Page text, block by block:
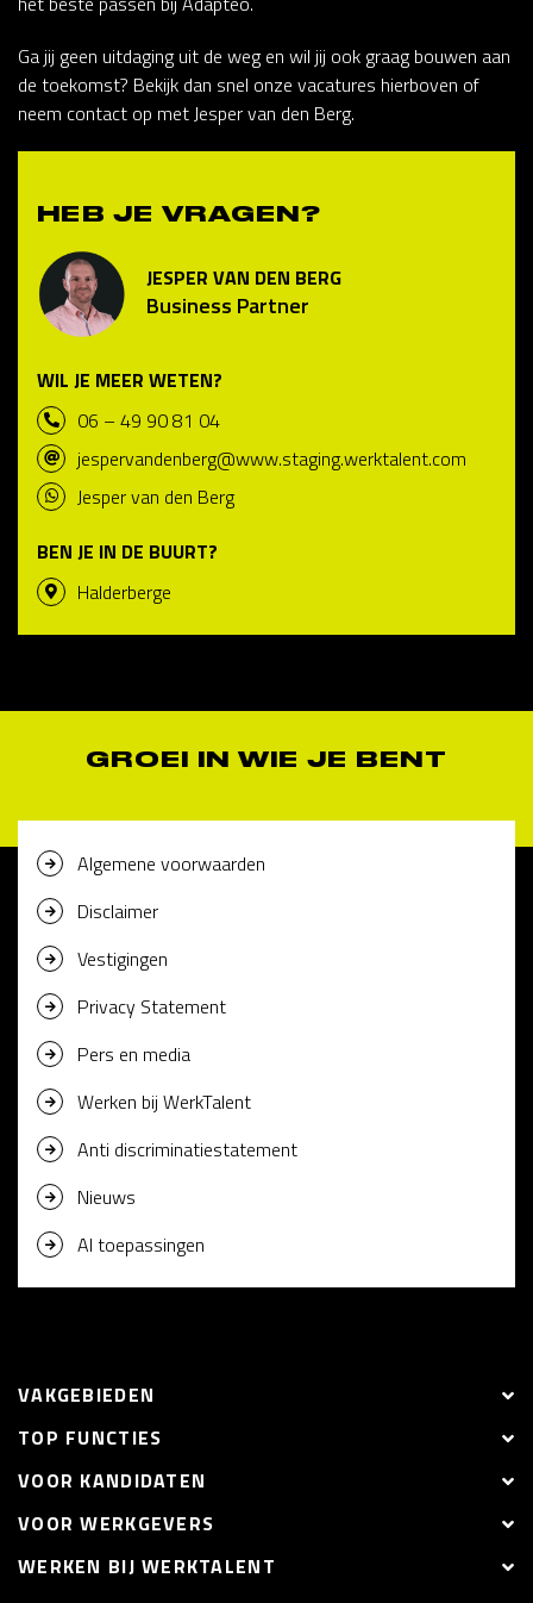
Ga jij geen uitdaging uit de weg en wil jij ook graag bouwen aan
de toekomst? Bekijk dan snel onze vacatures hierboven of
neem contact op met Jesper van den Berg.
HEB JE VRAGEN?
JESPER VAN DEN BERG
Business Partner
WIL JE MEER WETEN?
06 – 49 90 81 04
jespervandenberg@www.staging.werktalent.com
Jesper van den Berg
BEN JE IN DE BUURT?
Halderberge
GROEI IN WIE JE BENT
Algemene voorwaarden
Disclaimer
Vestigingen
Privacy Statement
Pers en media
Werken bij WerkTalent
Anti discriminatiestatement
Nieuws
AI toepassingen
VAKGEBIEDEN
TOP FUNCTIES
VOOR KANDIDATEN
VOOR WERKGEVERS
WERKEN BIJ WERKTALENT